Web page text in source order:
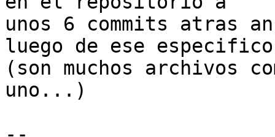
unos 6 commits atras
luego de ese especifico
(son muchos archivos
uno...)